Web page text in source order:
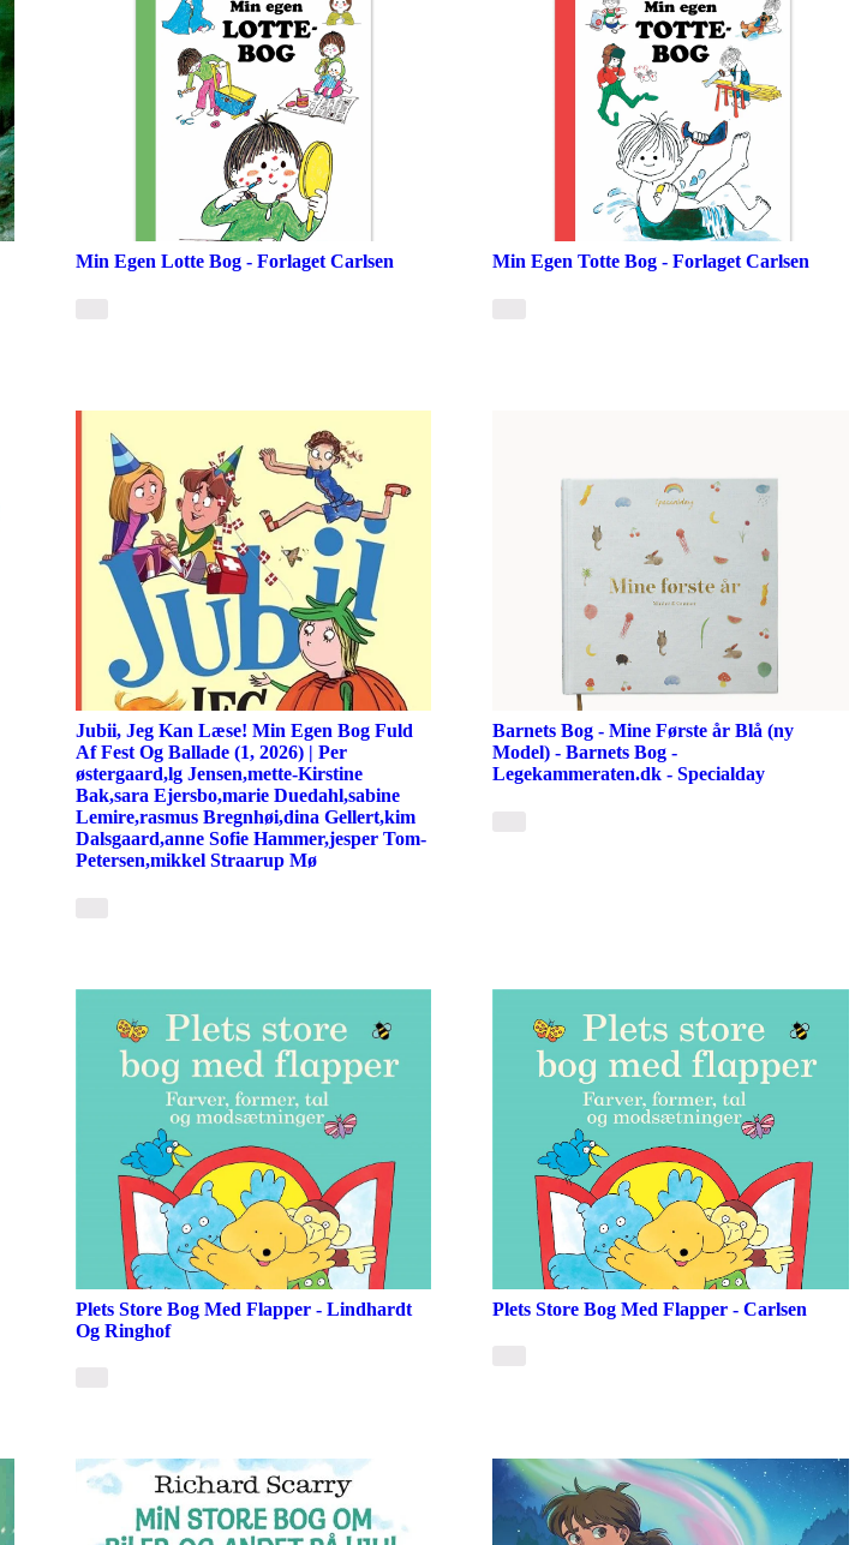
Min Egen Lotte Bog - Forlaget Carlsen Min Egen Totte Bog - Forlaget Carlsen
Jubii, Jeg Kan Læse! Min Egen Bog Fuld
Af Fest Og Ballade (1, 2026) | Per
østergaard,lg Jensen,mette-Kirstine
Bak,sara Ejersbo,marie Duedahl,sabine
Lemire,rasmus Bregnhøi,dina Gellert,kim
Dalsgaard,anne Sofie Hammer,jesper Tom-
Petersen,mikkel Straarup Mø
Barnets Bog - Mine Første år Blå (ny
Model) - Barnets Bog -
Legekammeraten.dk - Specialday
Plets Store Bog Med Flapper - Lindhardt
Og Ringhof
Plets Store Bog Med Flapper - Carlsen